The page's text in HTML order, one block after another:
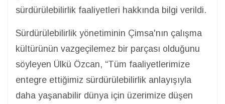
sürdürülebilirlik faaliyetleri hakkında bilgi verildi.
Sürdürülebilirlik yönetiminin Çimsa'nın çalışma
kültürünün vazgeçilemez bir parçası olduğunu
söyleyen Ülkü Özcan, “Tüm faaliyetlerimize
entegre ettiğimiz sürdürülebilirlik anlayışıyla
daha yaşanabilir dünya için üzerimize düşen